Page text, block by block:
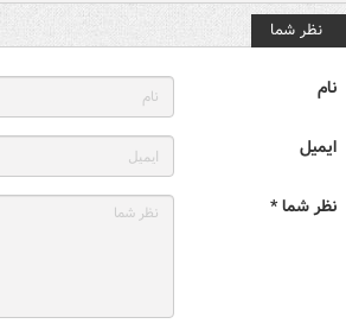
نظر شما
نام
ایمیل
نظر شما *